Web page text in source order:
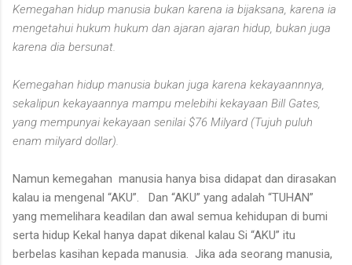
Kemegahan hidup manusia bukan karena ia bijaksana, karena ia
mengetahui hukum hukum dan ajaran ajaran hidup, bukan juga
karena dia bersunat.
Kemegahan hidup manusia bukan juga karena kekayaannnya,
sekalipun kekayaannya mampu melebihi kekayaan Bill Gates,
yang mempunyai kekayaan senilai $76 Milyard (Tujuh puluh
enam milyard dollar).
Namun kemegahan manusia hanya bisa didapat dan dirasakan
kalau ia mengenal “AKU”.
Dan “AKU” yang adalah “TUHAN”
yang memelihara keadilan dan awal semua kehidupan di bumi
serta hidup Kekal hanya dapat dikenal kalau Si “AKU” itu
berbelas kasihan kepada manusia. Jika ada seorang manusia,